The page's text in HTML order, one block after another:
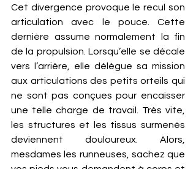
Cet divergence provoque le recul son
articulation avec le pouce. Cette
dernière assume normalement la fin
de la propulsion. Lorsqu’elle se décale
vers l’arrière, elle délègue sa mission
aux articulations des petits orteils qui
ne sont pas conçues pour encaisser
une telle charge de travail. Très vite,
les structures et les tissus surmenés
deviennent douloureux. Alors,
mesdames les runneuses, sachez que